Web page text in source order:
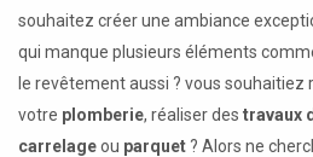
souhaitez créer une ambiance
qui manque plusieurs éléments
le revêtement aussi ? vous souhaitiez
votre plomberie, réaliser des travaux
carrelageou parquet ? Alors ne